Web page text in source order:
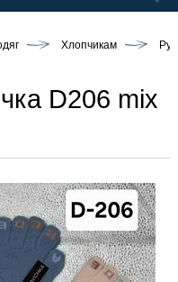
Хлопчикам
D206 mix